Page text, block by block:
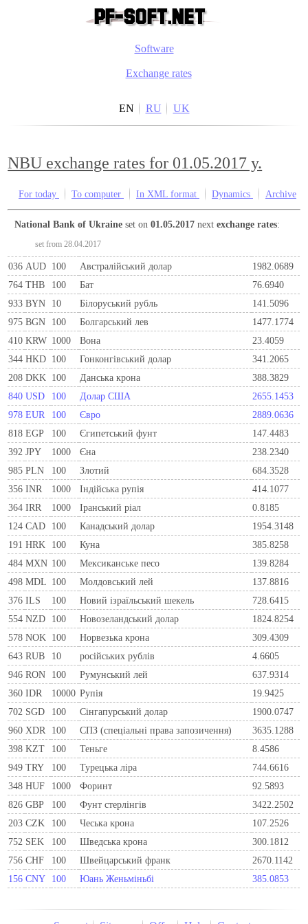
Software
Exchange rates
EN RU UK
NBU exchange rates for 01.05.2017 y.
For today To computer In XML format Dynamics Archive
National Bank of Ukraine set on01.05.2017 nextexchange rates:
set from 28.04.2017
036 AUD 100 Австралійський долар
1982.0689
764 THB 100 Бат
76.6940
933 BYN 10 Бiлоруський рубль
141.5096
975 BGN 100 Болгарський лев
1477.1774
410 KRW 1000 Вона
23.4059
344 HKD 100 Гонконгівський долар
341.2065
208 DKK 100 Данська крона
388.3829
840 USD 100 Долар США
2655.1453
978 EUR 100 Євро
2889.0636
818 EGP 100 Єгипетський фунт
147.4483
392 JPY 1000 Єна
238.2340
985 PLN 100 Злотий
684.3528
356 INR 1000 Індійська рупія
414.1077
364 IRR 1000 Іранський ріал
0.8185
124 CAD 100 Канадський долар
1954.3148
191 HRK 100 Куна
385.8258
484 MXN 100 Мексиканське песо
139.8284
498 MDL 100 Молдовський лей
137.8816
376 ILS 100 Новий ізраїльський шекель
728.6415
554 NZD 100 Новозеландський долар
1824.8254
578 NOK 100 Норвезька крона
309.4309
643 RUB 10 російських рублів
4.6605
946 RON 100 Румунський лей
637.9314
360 IDR 10000 Рупія
19.9425
702 SGD 100 Сінгапурський долар
1900.0747
960 XDR 100 СПЗ (спеціальні права запозичення)
3635.1288
398 KZT 100 Теньге
8.4586
949 TRY 100 Турецька ліра
744.6616
348 HUF 1000 Форинт
92.5893
826 GBP 100 Фунт стерлінгів
3422.2502
203 CZK 100 Чеська крона
107.2526
752 SEK 100 Шведська крона
300.1812
756 CHF 100 Швейцарський франк
2670.1142
156 CNY 100 Юань Женьміньбі 385.0853